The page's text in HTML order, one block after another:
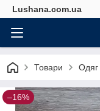
Lushana.com.ua
Товари Одяг
–16%